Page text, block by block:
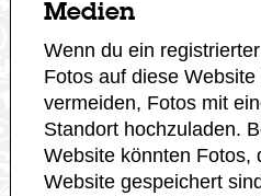
Medien
Wenn du ein
Fotos auf diese
vermeiden, Fotos mit
Standort hochzuladen.
Website könnten Fotos,
Website gespeichert